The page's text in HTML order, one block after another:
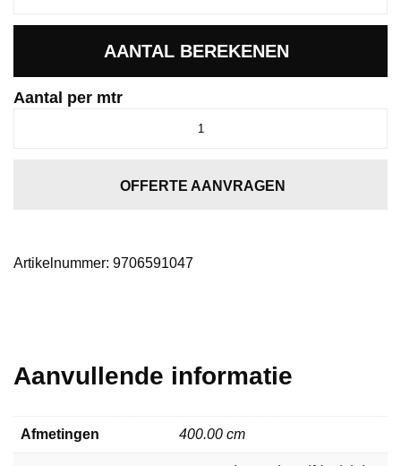
AANTAL BEREKENEN
Aantal per mtr
OFFERTE AANVRAGEN
Artikelnummer: 9706591047
Aanvullende informatie
Afmetingen 400.00 cm